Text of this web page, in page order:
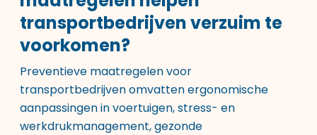
transportbedrijven verzuim te
voorkomen?
Preventieve maatregelen voor
transportbedrijven omvatten ergonomische
aanpassingen in voertuigen, stress- en
werkdrukmanagement, gezonde